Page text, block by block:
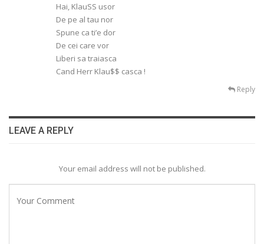
Hai, KlauSS usor
De pe al tau nor
Spune ca ti’e dor
De cei care vor
Liberi sa traiasca
Cand Herr Klau$$ casca !
Reply
LEAVE A REPLY
Your email address will not be published.